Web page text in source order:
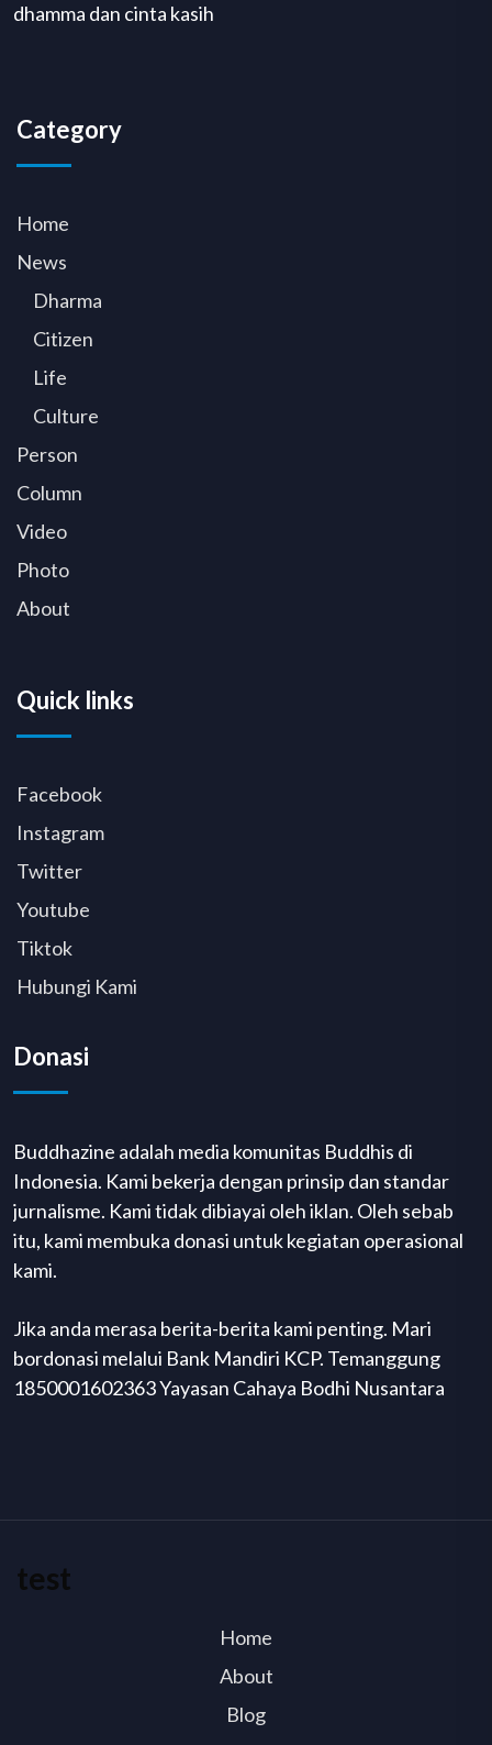
dhamma dan cinta kasih
Category
Home
News
Dharma
Citizen
Life
Culture
Person
Column
Video
Photo
About
Quick links
Facebook
Instagram
Twitter
Youtube
Tiktok
Hubungi Kami
Donasi
Buddhazine adalah media komunitas Buddhis di
Indonesia. Kami bekerja dengan prinsip dan standar
jurnalisme. Kami tidak dibiayai oleh iklan. Oleh sebab
itu, kami membuka donasi untuk kegiatan operasional
kami.
Jika anda merasa berita-berita kami penting. Mari
bordonasi melalui Bank Mandiri KCP. Temanggung
1850001602363 Yayasan Cahaya Bodhi Nusantara
test
Home
About
Blog